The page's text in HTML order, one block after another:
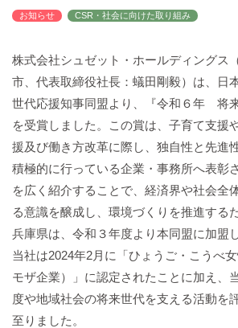
カサネオ
アクセスマップ
English
サイトマップ
お知らせ CSR・社会に向けた取り組み
株式会社シュゼット・ホールディングス
市、代表取締役社長：蟻田剛毅）は、日
世代応援知事同盟より、『令和６年 将
を受賞しました。この賞は、子育て支援
援及び働き方改革に際し、独自性と先進
積極的に行っている企業・事務所へ表彰
を広く紹介することで、経済界や社会全
る意識を醸成し、環境づくりを推進する
兵庫県は、令和３年度より本同盟に加盟
当社は2024年2月に「ひょうご・こうべ
モザ企業）」に認定されたことに加え、
度や地域社会の将来世代を支える活動を
至りました。